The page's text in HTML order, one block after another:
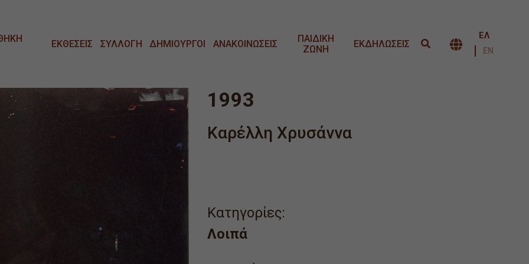
ΕΚΘΕΣΕΙΣ ΣΥΛΛΟΓΗ ΔΗΜΙΟΥΡΓΟΙ ΑΝΑΚΟΙΝΩΣΕΙΣ
ΠΑΙΔΙΚΗ
ΖΩΝΗ
ΕΚΔΗΛΩΣΕΙΣ ΕΝΑΛΛΑΓΉ
ΕΛ
ΕΝ
1993
Καρέλλη Χρυσάννα
Κατηγορίες:
Λοιπά